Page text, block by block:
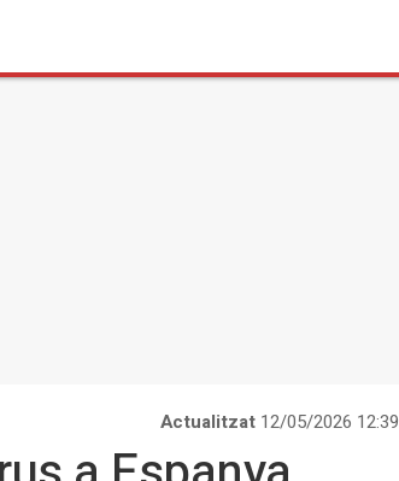
Actualitzat 12/05/2026 12:39